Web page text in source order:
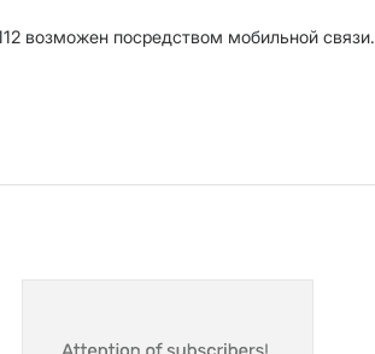
возможен посредством мобильной связи.